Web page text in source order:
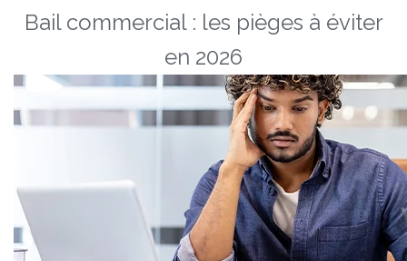
Bail commercial : les pièges à éviter
en 2026